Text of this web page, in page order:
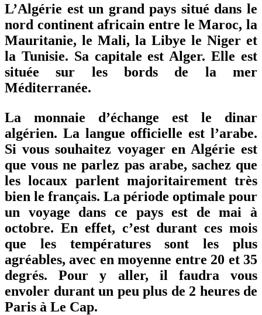
L’Algérie est un grand pays situé dans le
nord continent africain entre le Maroc, la
Mauritanie, le Mali, la Libye le Niger et
la Tunisie. Sa capitaleest Alger.Elle est
située sur les bords de la mer
Méditerranée.
La monnaie d’échange est le dinar
algérien. La langue officielle est l’arabe.
Si vous souhaitez voyager en Algérie est
que vous ne parlez pas arabe, sachez que
les locaux parlent majoritairement très
bien le français. La période optimale pour
un voyage dans ce pays est de mai à
octobre. En effet, c’est durant ces mois
que les températures sont les plus
agréables, avec en moyenne entre 20 et 35
degrés. Pour y aller, il faudra vous
envoler durant un peu plus de 2 heuresde
Paris à Le Cap.